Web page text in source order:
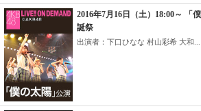
2016年7月16日（土）18:00～ 「
誕祭
出演者：下口ひなな 村山彩希 大和...